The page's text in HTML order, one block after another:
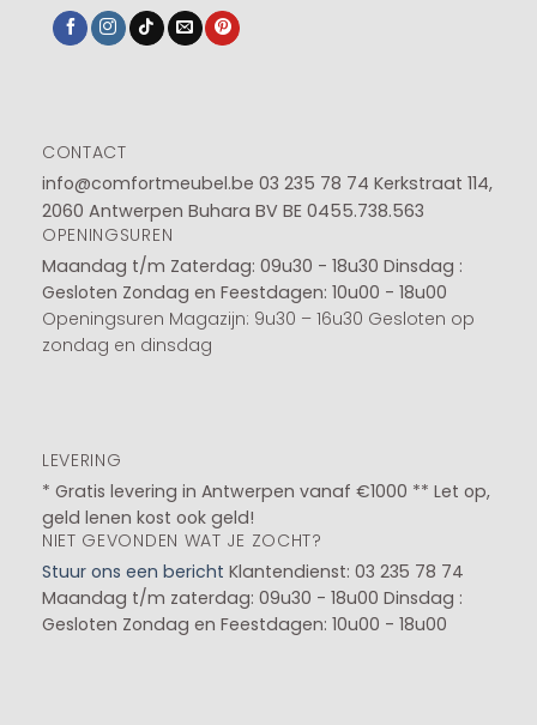
CONTACT
info@comfortmeubel.be 03 235 78 74 Kerkstraat 114,
2060 Antwerpen Buhara BV BE 0455.738.563
OPENINGSUREN
Maandag t/m Zaterdag: 09u30 - 18u30 Dinsdag :
Gesloten Zondag en Feestdagen: 10u00 - 18u00
Openingsuren Magazijn: 9u30 – 16u30 Gesloten op
zondag en dinsdag
LEVERING
* Gratis levering in Antwerpen vanaf €1000 ** Let op,
geld lenen kost ook geld!
NIET GEVONDEN WAT JE ZOCHT?
Stuur ons een bericht Klantendienst: 03 235 78 74
Maandag t/m zaterdag: 09u30 - 18u00 Dinsdag :
Gesloten Zondag en Feestdagen: 10u00 - 18u00